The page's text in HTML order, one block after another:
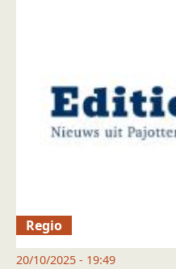
Regio
20/10/2025 - 19:49